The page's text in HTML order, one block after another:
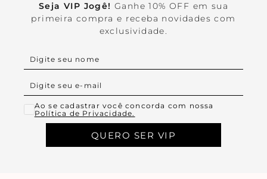
Seja VIP Jogê! Ganhe 10% OFF em sua
primeira compra e receba novidades com
exclusividade.
Ao se cadastrar você concorda com nossa
Política de Privacidade.
QUERO SER VIP